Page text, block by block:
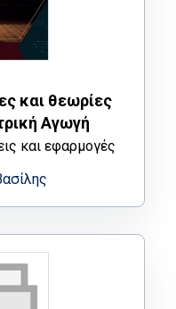
και θεωρίες
Αγωγή
και εφαρμογές